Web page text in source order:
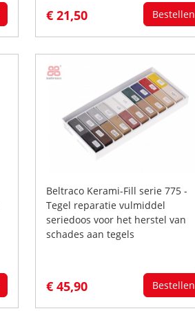
€ 21,50 Bestellen
Beltraco Kerami-Fill serie 775 -
Tegel reparatie vulmiddel
seriedoos voor het herstel van
schades aan tegels
€ 45,90 Bestellen